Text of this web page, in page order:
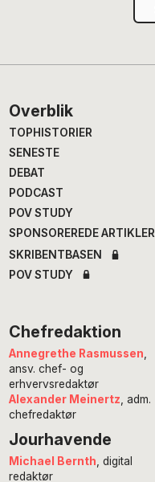
Footer
Overblik
TOPHISTORIER
SENESTE
DEBAT
PODCAST
POV STUDY
SPONSOREREDE ARTIKLER
SKRIBENTBASEN
POV STUDY
Chefredaktion
Annegrethe Rasmussen
ansv. chef- og
erhvervsredaktør
Alexander Meinertz , adm.
chefredaktør
Jourhavende
Michael Bernth , digital
redaktør